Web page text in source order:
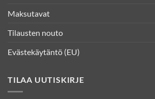
Maksutavat
Tilausten nouto
Evästekäytäntö (EU)
TILAA UUTISKIRJE